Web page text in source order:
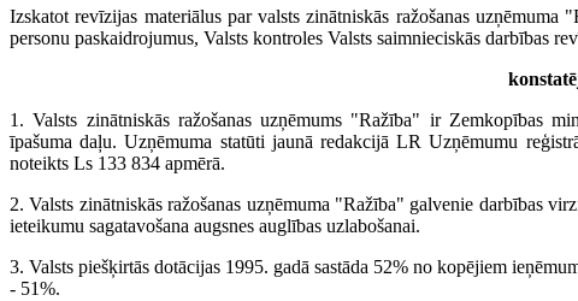
Izskatot revīzijas materiālus par valsts zinātniskās ražošanas
personu paskaidrojumus, Valsts kontroles Valsts saimnieciskās darbības
1. Valsts zinātniskās ražošanas uzņēmums "Ražība" ir Zemkopības
īpašuma daļu. Uzņēmuma statūti jaunā redakcijā LR Uzņēmumu
noteikts Ls 133 834 apmērā.
2. Valsts zinātniskās ražošanas uzņēmuma "Ražība" galvenie darbības
ieteikumu sagatavošana augsnes auglības uzlabošanai.
3. Valsts piešķirtās dotācijas 1995. gadā sastāda 52% no kopējiem
- 51%.